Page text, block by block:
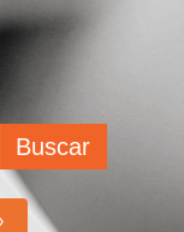
Buscar